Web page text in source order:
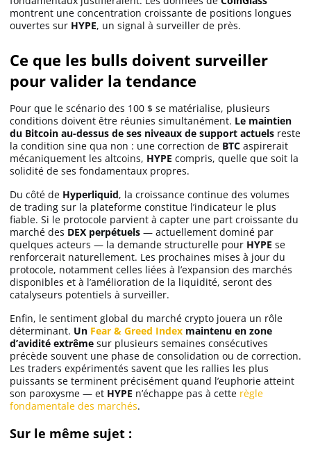
montrent une concentration croissante de positions longues
ouvertes sur HYPE, un signal à surveiller de près.
Ce que les bulls doivent surveiller
pour valider la tendance
Pour que le scénario des 100 $ se matérialise, plusieurs
conditions doivent être réunies simultanément. Le maintien
du Bitcoin au-dessus de ses niveaux de support actuels reste
la condition sine qua non : une correction de BTC aspirerait
mécaniquement les altcoins, HYPE compris, quelle que soit la
solidité de ses fondamentaux propres.
Du côté de Hyperliquid, la croissance continue des volumes
de trading sur la plateforme constitue l’indicateur le plus
fiable. Si le protocole parvient à capter une part croissante du
marché des DEX perpétuels — actuellement dominé par
quelques acteurs — la demande structurelle pour HYPE se
renforcerait naturellement. Les prochaines mises à jour du
protocole, notamment celles liées à l’expansion des marchés
disponibles et à l’amélioration de la liquidité, seront des
catalyseurs potentiels à surveiller.
Enfin, le sentiment global du marché crypto jouera un rôle
déterminant. Un Fear & Greed Index maintenu en zone
d’avidité extrême sur plusieurs semaines consécutives
précède souvent une phase de consolidation ou de correction.
Les traders expérimentés savent que les rallies les plus
puissants se terminent précisément quand l’euphorie atteint
son paroxysme — et HYPE n’échappe pas à cette règle
fondamentale des marchés.
Sur le même sujet :